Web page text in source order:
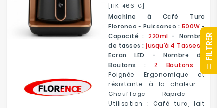
[HK-466-G]
Machine à Café Turc
Florence - Puissance : 500W -
Capacité :220ml - Nombre
de tasses : jusqu’à 4 Tasses
Ecran LED - Nombre de
Boutons :2 Boutons
Poignée Ergonomique et
résistante à la chaleur -
Chauffage Rapide -
Utilisation : Café turc, lait
R